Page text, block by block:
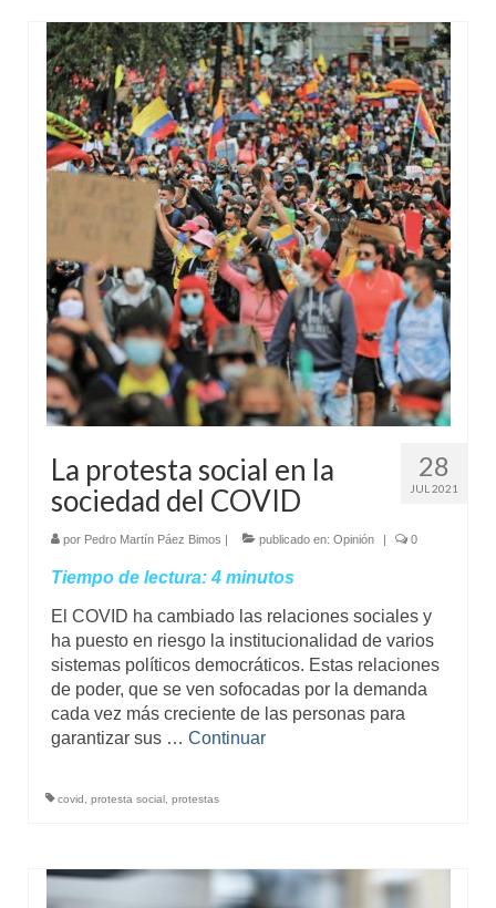
28
JUL 2021
La protesta social en la
sociedad del COVID
por Pedro Martín Páez Bimos | publicado en: Opinión | 0
Tiempo de lectura: 4 minutos
El COVID ha cambiado las relaciones sociales y
ha puesto en riesgo la institucionalidad de varios
sistemas políticos democráticos. Estas relaciones
de poder, que se ven sofocadas por la demanda
cada vez más creciente de las personas para
garantizar sus … Continuar
covid protesta social protestas